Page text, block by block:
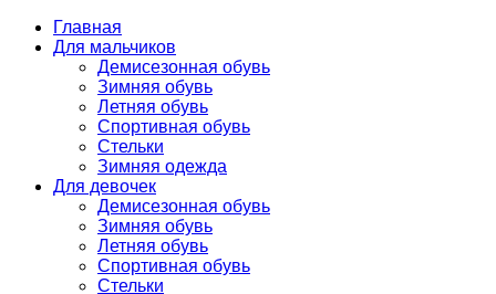
Главная
Для мальчиков
Демисезонная обувь
Зимняя обувь
Летняя обувь
Спортивная обувь
Стельки
Зимняя одежда
Для девочек
Демисезонная обувь
Зимняя обувь
Летняя обувь
Спортивная обувь
Стельки